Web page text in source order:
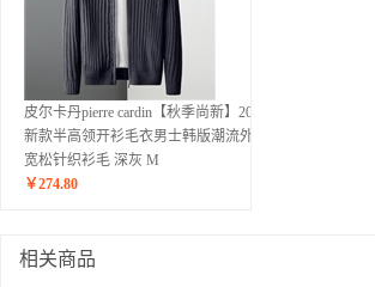
皮尔卡丹pierre cardin【秋季尚新】2020
新款半高领开衫毛衣男士韩版潮流外穿
宽松针织衫毛 深灰 M
￥274.80